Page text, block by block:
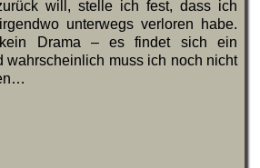
will, stelle ich fest, dass ich
unterwegs verloren habe.
Drama – es findet sich ein
wahrscheinlich muss ich noch nicht